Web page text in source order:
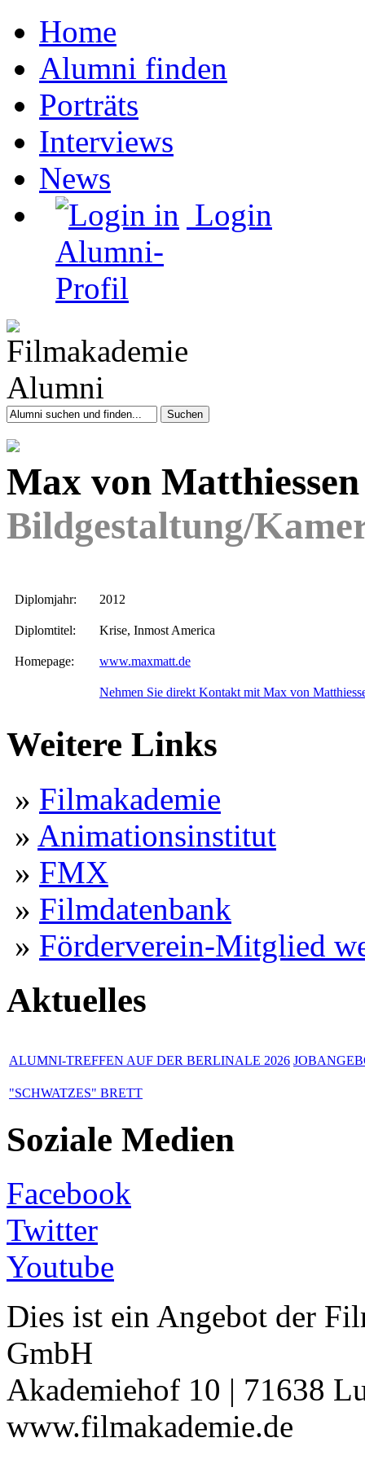
Home
Alumni finden
Porträts
Interviews
News
Login
Max von Matthiessen
Bildgestaltung/
Diplomjahr: 2012
Diplomtitel: Krise, Inmost America
Homepage: www.maxmatt.de
Nehmen Sie direkt Kontakt mit Max von
Weitere Links
» Filmakademie
» Animationsinstitut
» FMX
» Filmdatenbank
» Förderverein-Mitglied
Aktuelles
ALUMNI-TREFFEN AUF DER BERLINALE 2026
"SCHWATZES" BRETT
Soziale Medien
Facebook
Twitter
Youtube
Dies ist ein Angebot der
GmbH
Akademiehof 10 | 71638
www.filmakademie.de